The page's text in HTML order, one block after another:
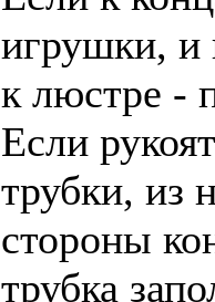
игрушки, и
к люстре -
Если
трубки, из
стороны
трубка